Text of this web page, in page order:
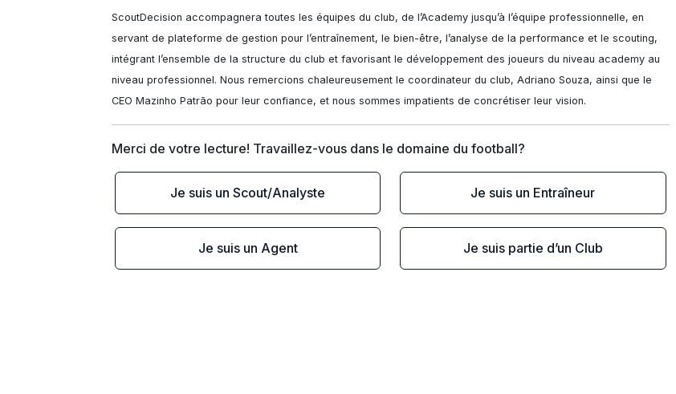
ScoutDecision accompagnera toutes les équipes du club, de l’Academy jusqu’à l’équipe professionnelle, en
servant de plateforme de gestion pour l’entraînement, le bien-être, l’analyse de la performance et le scouting,
intégrant l’ensemble de la structure du club et favorisant le développement des joueurs du niveau academy au
niveau professionnel. Nous remercions chaleureusement le coordinateur du club, Adriano Souza, ainsi que le
CEO Mazinho Patrão pour leur confiance, et nous sommes impatients de concrétiser leur vision.
Merci de votre lecture! Travaillez-vous dans le domaine du football?
Je suis un Scout/Analyste Je suis un Entraîneur
Je suis un Agent Je suis partie d’un Club